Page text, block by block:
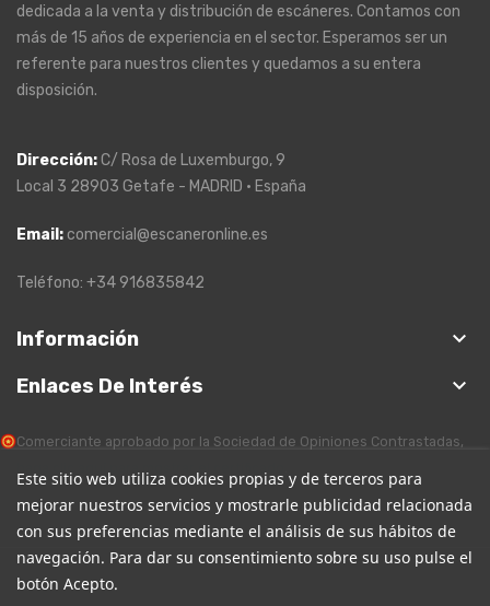
dedicada a la venta y distribución de escáneres. Contamos con
más de 15 años de experiencia en el sector. Esperamos ser un
referente para nuestros clientes y quedamos a su entera
disposición.
Dirección:C/ Rosa de Luxemburgo, 9
Local 3 28903 Getafe - MADRID · España
Email: comercial@escaneronline.es
Teléfono: +34 916835842
Información keyboard_arrow_down
Enlaces De Interés keyboard_arrow_down
Comerciante aprobado por la Sociedad de Opiniones Contrastadas,
Este sitio web utiliza cookies propias y de terceros para
mejorar nuestros servicios y mostrarle publicidad relacionada
con sus preferencias mediante el análisis de sus hábitos de
navegación. Para dar su consentimiento sobre su uso pulse el
botón Acepto.